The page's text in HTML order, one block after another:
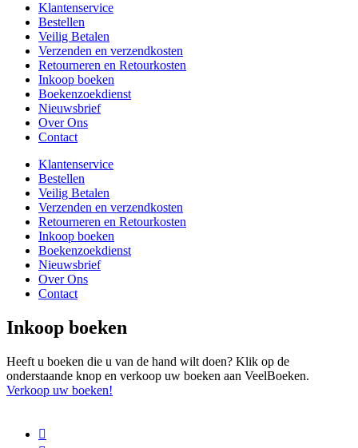
Klantenservice
Bestellen
Veilig Betalen
Verzenden en verzendkosten
Retourneren en Retourkosten
Inkoop boeken
Boekenzoekdienst
Nieuwsbrief
Over Ons
Contact
Klantenservice
Bestellen
Veilig Betalen
Verzenden en verzendkosten
Retourneren en Retourkosten
Inkoop boeken
Boekenzoekdienst
Nieuwsbrief
Over Ons
Contact
Inkoop boeken
Heeft u boeken die u van de hand wilt doen? Klik op de
onderstaande knop en verkoop uw boeken aan VeelBoeken.
Verkoop uw boeken!